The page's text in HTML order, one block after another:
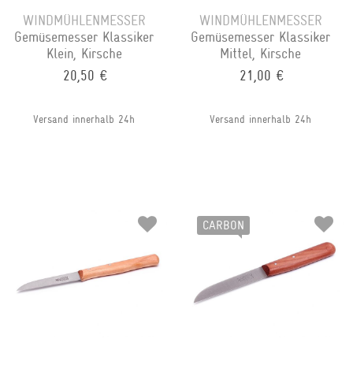
WINDMÜHLENMESSER
Gemüsemesser Klassiker
Klein, Kirsche
20,50 €
Versand innerhalb 24h
WINDMÜHLENMESSER
Gemüsemesser Klassiker
Mittel, Kirsche
21,00 €
Versand innerhalb 24h
CARBON